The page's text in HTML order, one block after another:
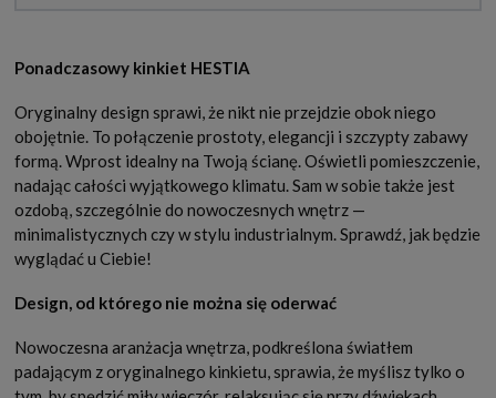
Ponadczasowy kinkiet HESTIA
Oryginalny design sprawi, że nikt nie przejdzie obok niego
obojętnie. To połączenie prostoty, elegancji i szczypty zabawy
formą. Wprost idealny na Twoją ścianę. Oświetli pomieszczenie,
nadając całości wyjątkowego klimatu. Sam w sobie także jest
ozdobą, szczególnie do nowoczesnych wnętrz —
minimalistycznych czy w stylu industrialnym. Sprawdź, jak będzie
wyglądać u Ciebie!
Design, od którego nie można się oderwać
Nowoczesna aranżacja wnętrza, podkreślona światłem
padającym z oryginalnego kinkietu, sprawia, że myślisz tylko o